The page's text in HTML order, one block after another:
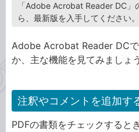
「Adobe Acrobat Reader DC」
ら、最新版を入手してください。
Adobe Acrobat Reader DC
か、主な機能を見てみましょう
注釈やコメントを追加す
PDFの書類をチェックすると